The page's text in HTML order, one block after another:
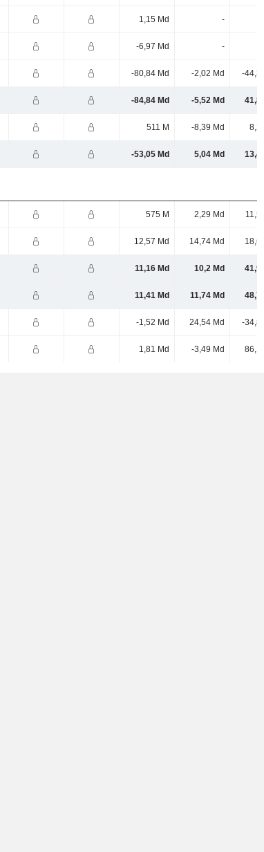
1,15 Md -
-6,97 Md -
-80,84 Md -2,02 Md -
-84,84 Md -5,52 Md
511 M -8,39 Md
-53,05 Md 5,04 Md
575 M 2,29 Md
12,57 Md 14,74 Md
11,16 Md 10,2 Md
11,41 Md 11,74 Md
-1,52 Md 24,54 Md -
1,81 Md -3,49 Md